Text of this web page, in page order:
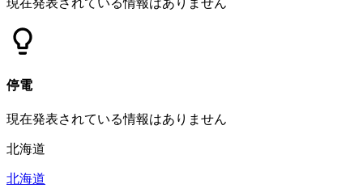
停電
現在発表されている情報はありません
北海道
北海道